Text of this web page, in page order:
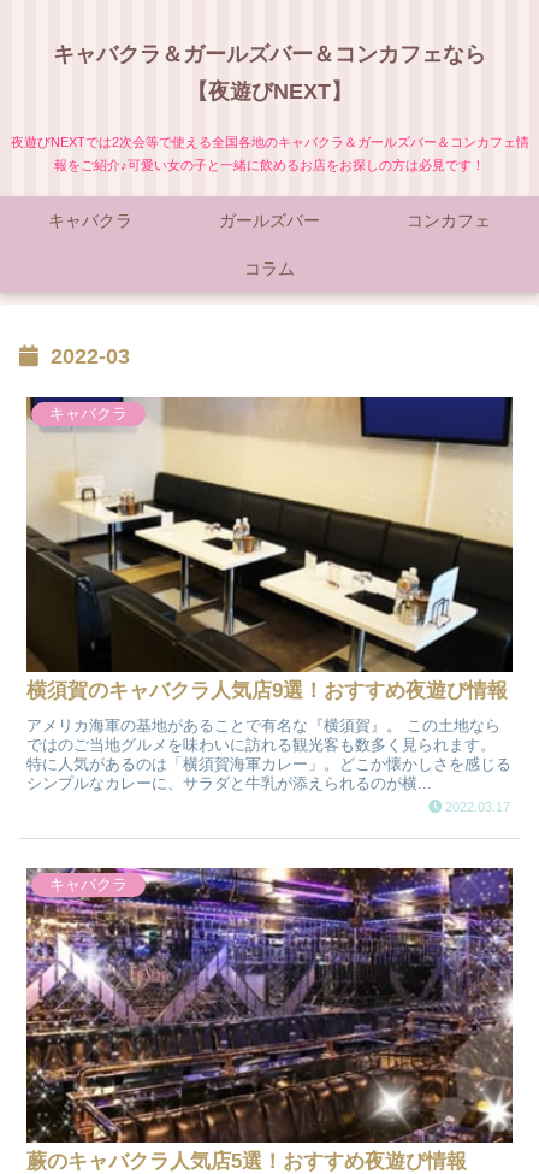
キャバクラ＆ガールズバー＆コンカフェなら
【夜遊びNEXT】
夜遊びNEXTでは2次会等で使える全国各地のキャバクラ＆ガールズバー＆コンカフェ情
報をご紹介♪可愛い女の子と一緒に飲めるお店をお探しの方は必見です！
キャバクラ ガールズバー コンカフェ
コラム
2022-03
キャバクラ
横須賀のキャバクラ人気店9選！おすすめ夜遊び情報
アメリカ海軍の基地があることで有名な『横須賀』。 この土地なら
ではのご当地グルメを味わいに訪れる観光客も数多く見られます。
特に人気があるのは「横須賀海軍カレー」。どこか懐かしさを感じる
シンプルなカレーに、サラダと牛乳が添えられるのが横...
2022.03.17
キャバクラ
蕨のキャバクラ人気店5選！おすすめ夜遊び情報